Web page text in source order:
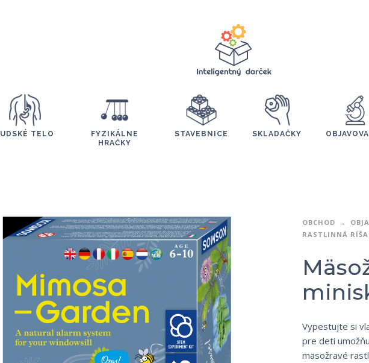
TELO
FYZIKÁLNE
HRAČKY
STAVEBNICE SKLADAČKY
OBCHOD
RASTLINNÁ RÍŠA
Vypestujte si
pre deti
mäsožravé